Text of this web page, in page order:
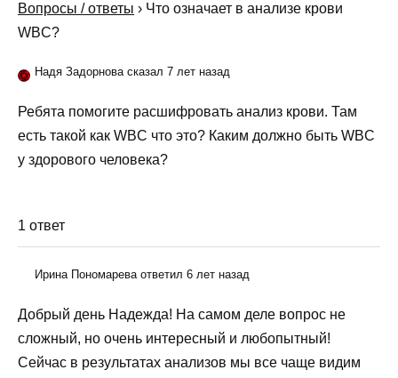
Вопросы / ответы › Что означает в анализе крови
WBC?
Надя Задорнова сказал 7 лет назад
Ребята помогите расшифровать анализ крови. Там
есть такой как WBC что это? Каким должно быть WBC
у здорового человека?
1 ответ
Ирина Пономарева ответил 6 лет назад
Добрый день Надежда! На самом деле вопрос не
сложный, но очень интересный и любопытный!
Сейчас в результатах анализов мы все чаще видим